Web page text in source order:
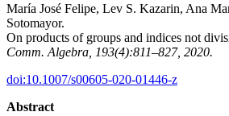
María José Felipe, Lev S. Kazarin, Ana
Sotomayor.
On products of groups and indices not
Comm. Algebra, 193(4):811–827, 2020.
doi:10.1007/s00605-020-01446-z
Abstract